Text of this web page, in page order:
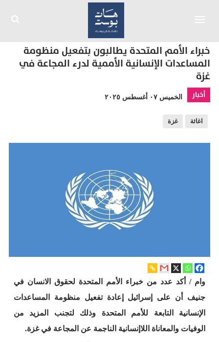
خبراء الأمم المتحدة يطالبون بتفعيل منظومة
المساعدات الإنسانية الأممية لدرء المجاعة في
غزة
أخبار الخميس ٠٧ أغسطس ٢٠٢٥
اغاثة غزة
وام / أكد عدد من خبراء الأمم المتحدة لحقوق الانسان في
جنيف أن على إسرائيل إعادة تفعيل منظومة المساعدات
الإنسانية التابعة للأمم المتحدة وذلك لتجنب المزيد من
الوفيات والمعاناة اللاإنسانية الناجمة عن المجاعة في غزة.